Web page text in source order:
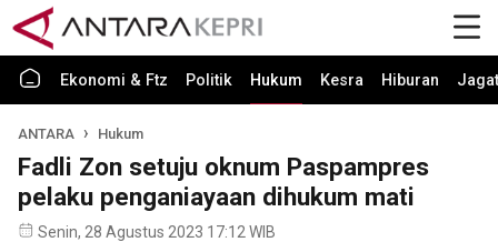
Ekonomi & Ftz Politik Hukum Kesra Hiburan Jagat
ANTARA Hukum
Fadli Zon setuju oknum Paspampres
pelaku penganiayaan dihukum mati
Senin, 28 Agustus 2023 17:12 WIB